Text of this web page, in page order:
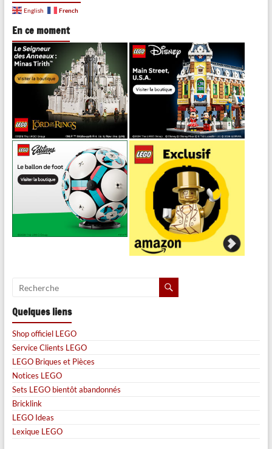
English French
En ce moment
Quelques liens
Shop officiel LEGO
Service Clients LEGO
LEGO Briques et Pièces
Notices LEGO
Sets LEGO bientôt abandonnés
Bricklink
LEGO Ideas
Lexique LEGO